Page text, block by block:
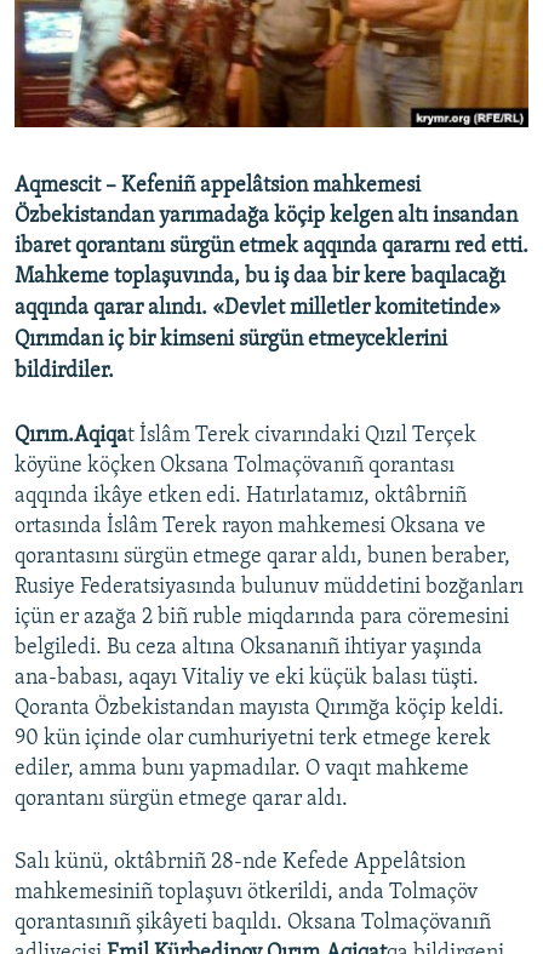
Русский
Українською
RFE/RS bütün saytları
Aqmescit – Kefeniñ appelâtsion mahkemesi
Özbekistandan yarımadağa köçip kelgen altı insandan
ibaret qorantanı sürgün etmek aqqında qararnı red etti.
Mahkeme toplaşuvında, bu işdaa bir kere baqılacağı
aqqında qarar alındı. «Devlet milletler komitetinde»
Qırımdan iç bir kimseni sürgün etmeyceklerini
bildirdiler.
Qırım.Aqiqat İslâm Terek civarındaki Qızıl Terçek
köyüne köçken Oksana Tolmaçövanıñ qorantası
aqqında ikâye etken edi. Hatırlatamız, oktâbrniñ
ortasında İslâm Terek rayon mahkemesi Oksana ve
qorantasını sürgün etmege qarar aldı, bunen beraber,
Rusiye Federatsiyasında bulunuv müddetini bozğanları
içün er azağa 2 biñ ruble miqdarında para cöremesini
belgiledi. Bu ceza altına Oksananıñ ihtiyar yaşında
ana-babası, aqayı Vitaliy ve eki küçük balası tüşti.
Qoranta Özbekistandan mayısta Qırımğa köçip keldi.
90 kün içinde olar cumhuriyetni terk etmege kerek
ediler, amma bunı yapmadılar. O vaqıt mahkeme
qorantanı sürgün etmege qarar aldı.
Salı künü, oktâbrniñ 28-nde Kefede Appelâtsion
mahkemesiniñ toplaşuvı ötkerildi, anda Tolmaçöv
qorantasınıñ şikâyeti baqıldı. Oksana Tolmaçövanıñ